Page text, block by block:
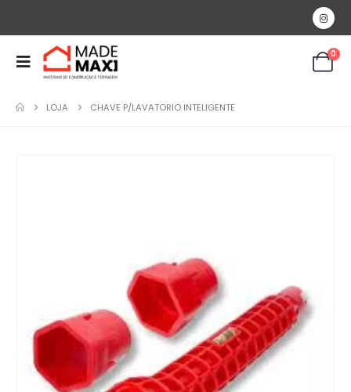
0
LOJA CHAVE P/LAVATORIO INTELIGENTE